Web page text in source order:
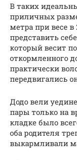
В таких
приличных
метра при весе
представить
который весит
откормленного
практически
передвигались
Додо вели
пары только на
кладке было
оба родителя
выкармливали